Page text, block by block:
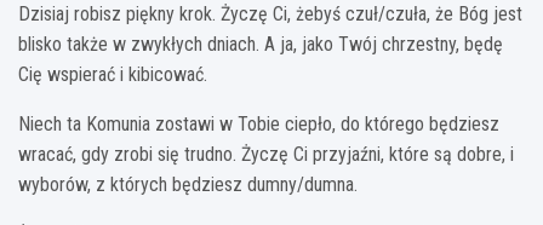
Dzisiaj robisz piękny krok. Życzę Ci, żebyś czuł/czuła, że Bóg jest
blisko także w zwykłych dniach. A ja, jako Twój chrzestny, będę
Cię wspierać i kibicować.
Niech ta Komunia zostawi w Tobie ciepło, do którego będziesz
wracać, gdy zrobi się trudno. Życzę Ci przyjaźni, które są dobre, i
wyborów, z których będziesz dumny/dumna.